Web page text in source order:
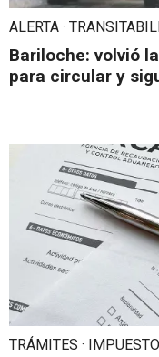
ALERTA ·
Bariloche: volvió
para circular y
TRÁMITES ·